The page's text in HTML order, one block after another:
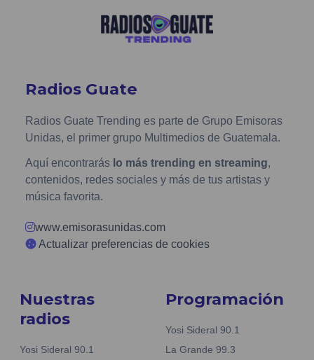
Radios Guate
Radios Guate Trending es parte de Grupo Emisoras
Unidas, el primer grupo Multimedios de Guatemala.
Aquí encontrarás lo más trending en streaming,
contenidos, redes sociales y más de tus artistas y
música favorita.
www.emisorasunidas.com
Actualizar preferencias de cookies
Nuestras
radios
Yosi Sideral 90.1
Programación
Yosi Sideral 90.1
La Grande 99.3